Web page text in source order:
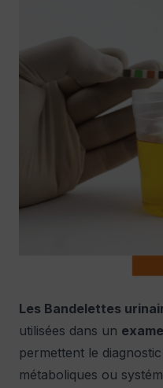
Les Bandelettes
utilisées dans un
permettent le
métaboliques ou